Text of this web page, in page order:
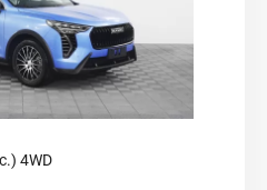
4WD